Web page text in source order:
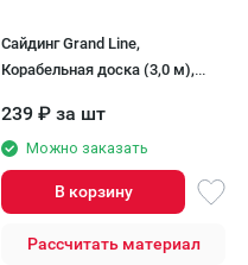
Сайдинг Grand Line,
Корабельная доска (3,0 м),
239 ₽ за шт
Можно заказать
В корзину
Рассчитать материал